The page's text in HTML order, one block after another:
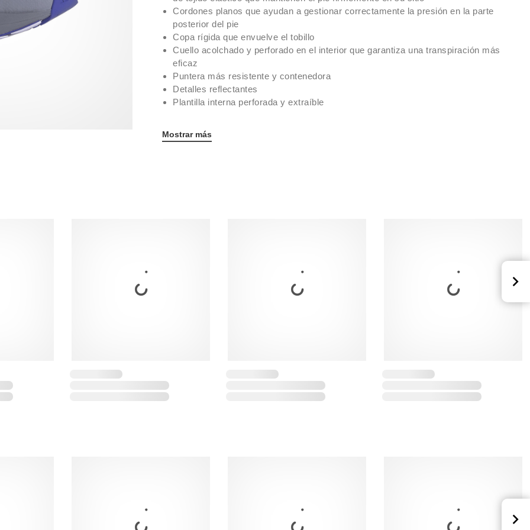
Cordones planos que ayudan a gestionar correctamente la presión en la parte
posterior del pie
Copa rígida que envuelve el tobillo
Cuello acolchado y perforado en el interior que garantiza una transpiración más
eficaz
Puntera más resistente y contenedora
Detalles reflectantes
Plantilla interna perforada y extraíble
Mostrar más